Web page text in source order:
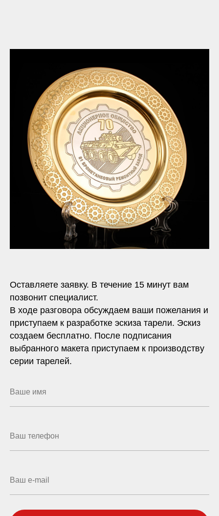
Оставляете заявку. В течение 15 минут вам
позвонит специалист.
В ходе разговора обсуждаем ваши пожелания и
приступаем к разработке эскиза тарели. Эскиз
создаем бесплатно. После подписания
выбранного макета приступаем к производству
серии тарелей.